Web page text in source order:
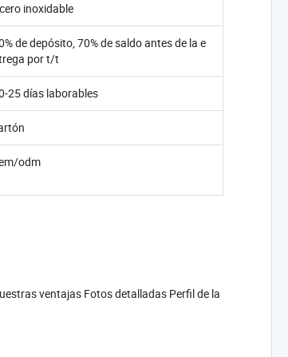
inoxidable
de depósito, 70% de saldo antes de la e
por t/t
25 días laborables
odm
ventajas Fotos detalladas Perfil de la